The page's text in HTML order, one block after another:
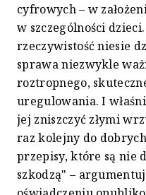
cyfrowych – w
w szczególności
rzeczywistość niesie
sprawa niezwykle
roztropnego,
uregulowania. I
jej zniszczyć złymi
raz kolejny do
przepisy, które są nie
szkodzą" –